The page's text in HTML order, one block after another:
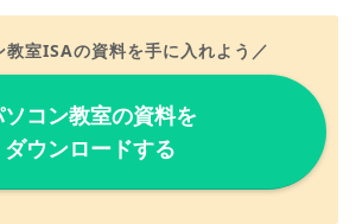
教室ISAの資料を手に入れよう／
コン教室の資料を
ダウンロードする